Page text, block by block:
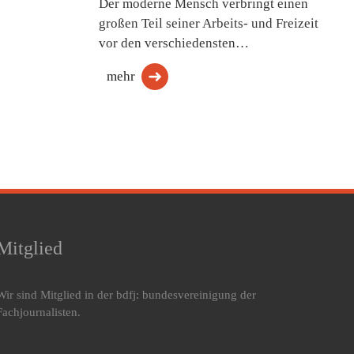
Der moderne Mensch verbringt einen
großen Teil seiner Arbeits- und Freizeit
vor den verschiedensten…
mehr
sind Mitglied in der bdfj: bundesvereinigung der